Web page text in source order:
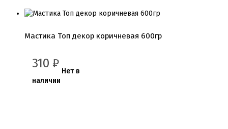
Мастика Топ декор коричневая 600гр
310 ₽
Нет в
наличии